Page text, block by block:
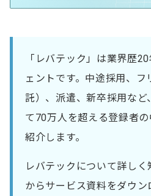
「レバテック」は業界歴
ェントです。中途採用、
託）、派遣、新卒採用など
て70万人を超える登録者
紹介します。
レバテックについて詳しく
からサービス資料をダウン